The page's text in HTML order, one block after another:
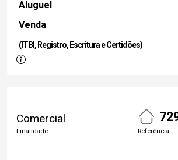
Aluguel
Venda
(ITBI, Registro, Escritura e Certidões)
Comercial
Finalidade Referência